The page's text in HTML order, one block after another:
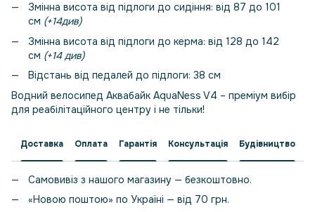
Змінна висота від підлоги до сидіння: від 87 до 101
см (+14див)
Змінна висота від підлоги до керма: від 128 до 142
см (+14див)
Відстань від педалей до підлоги: 38 см
Водний велосипед Аквабайк AquaNess V4 – преміум вибір
для реабілітаційного центру і не тільки!
Доставка Оплата Гарантія Консультація Будівництво
Самовивіз з нашого магазину — безкоштовно.
«Новою поштою» по Україні — від 70 грн.